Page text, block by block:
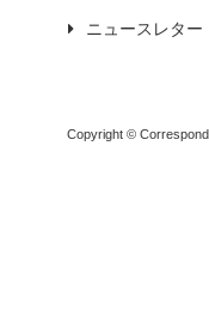
ニュースレター
Copyright ©